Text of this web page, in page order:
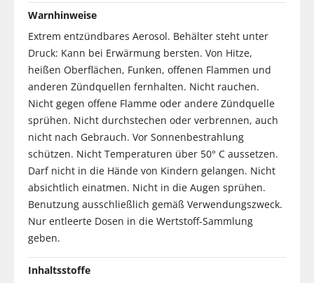
Warnhinweise
Extrem entzündbares Aerosol. Behälter steht unter
Druck: Kann bei Erwärmung bersten. Von Hitze,
heißen Oberflächen, Funken, offenen Flammen und
anderen Zündquellen fernhalten. Nicht rauchen.
Nicht gegen offene Flamme oder andere Zündquelle
sprühen. Nicht durchstechen oder verbrennen, auch
nicht nach Gebrauch. Vor Sonnenbestrahlung
schützen. Nicht Temperaturen über 50° C aussetzen.
Darf nicht in die Hände von Kindern gelangen. Nicht
absichtlich einatmen. Nicht in die Augen sprühen.
Benutzung ausschließlich gemäß Verwendungszweck.
Nur entleerte Dosen in die Wertstoff-Sammlung
geben.
Inhaltsstoffe